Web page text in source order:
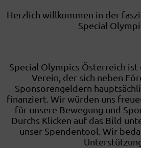
Herzlich willkommen in der
Special
Special Olympics Österreich
Verein, der sich neben
Sponsorengeldern
finanziert. Wir würden uns
für unsere Bewegung und
Durchs Klicken auf das Bild
unser Spendentool. Wir